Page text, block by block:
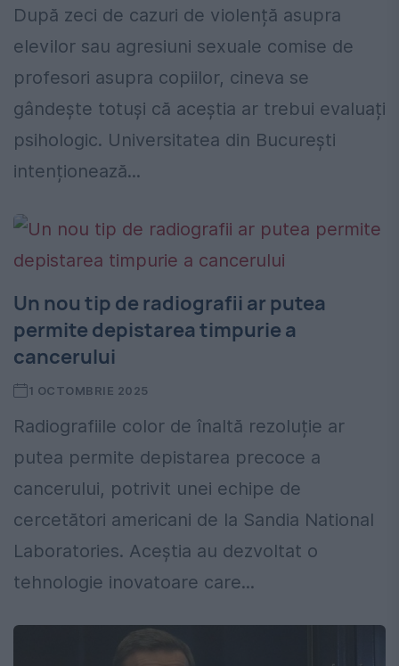
După zeci de cazuri de violență asupra
elevilor sau agresiuni sexuale comise de
profesori asupra copiilor, cineva se
gândește totuși că aceștia ar trebui evaluați
psihologic. Universitatea din București
intenționează...
Un nou tip de radiografii ar putea
permite depistarea timpurie a
cancerului
1 OCTOMBRIE 2025
Radiografiile color de înaltă rezoluție ar
putea permite depistarea precoce a
cancerului, potrivit unei echipe de
cercetători americani de la Sandia National
Laboratories. Aceștia au dezvoltat o
tehnologie inovatoare care...